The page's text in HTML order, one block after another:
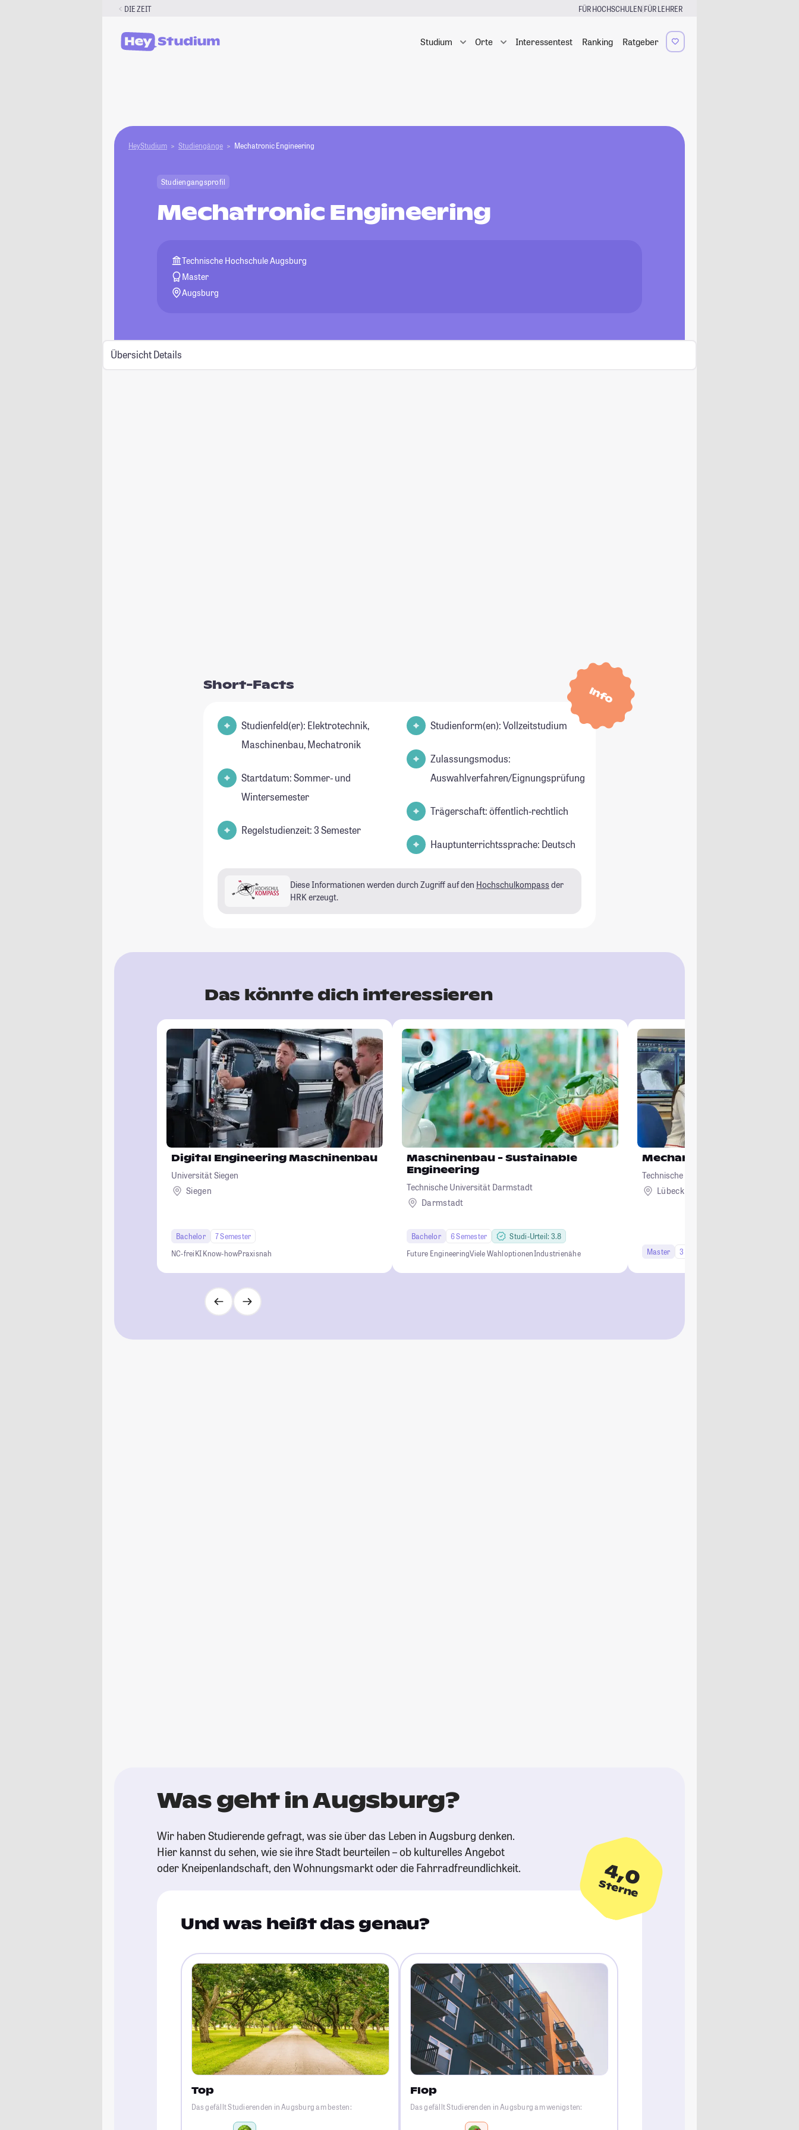
DIE ZEIT FÜR HOCHSCHULEN|FÜR LEHRER
Studium Orte Interessentest Ranking Ratgeber
HeyStudium Studiengänge Mechatronic Engineering
Studiengangsprofil
Mechatronic Engineering
Technische Hochschule Augsburg
Master
Augsburg
Übersicht Details
Info
Short-Facts
Studienfeld(er): Elektrotechnik,
Maschinenbau, Mechatronik
Startdatum: Sommer- und
Wintersemester
Regelstudienzeit: 3 Semester
Studienform(en): Vollzeitstudium
Zulassungsmodus:
Auswahlverfahren/Eignungsprüfung
Trägerschaft: öffentlich-rechtlich
Hauptunterrichtssprache: Deutsch
Diese Informationen werden durch Zugriff auf den Hochschulkompass der
HRK erzeugt.
Das könnte dich interessieren
Digital Engineering Maschinenbau
Universität Siegen
Siegen
Bachelor
7 Semester
NC-freiKI Know-howPraxisnah
Maschinenbau - Sustainable
Engineering
Technische Universität Darmstadt
Darmstadt
Bachelor 6 Semester
Studi-Urteil: 3.8
Future EngineeringViele WahloptionenIndustrienähe
Mechanical Engineering
Technische Hochschule Lübeck
Lübeck
Master 3 Semester
Was geht in Augsburg?
Wir haben Studierende gefragt, was sie über das Leben in Augsburg denken.
Hier kannst du sehen, wie sie ihre Stadt beurteilen – ob kulturelles Angebot
oder Kneipenlandschaft, den Wohnungsmarkt oder die Fahrradfreundlichkeit.
4,0
Sterne
Und was heißt das genau?
Top
Das gefällt Studierenden in Augsburg am besten:
Flop
Das gefällt Studierenden in Augsburg am wenigsten: